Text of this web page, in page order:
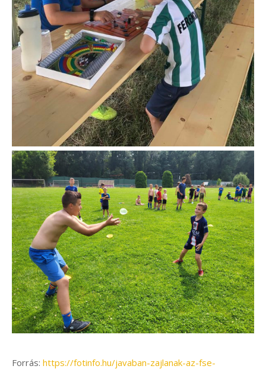
Forrás: https://fotinfo.hu/javaban-zajlanak-az-fse-